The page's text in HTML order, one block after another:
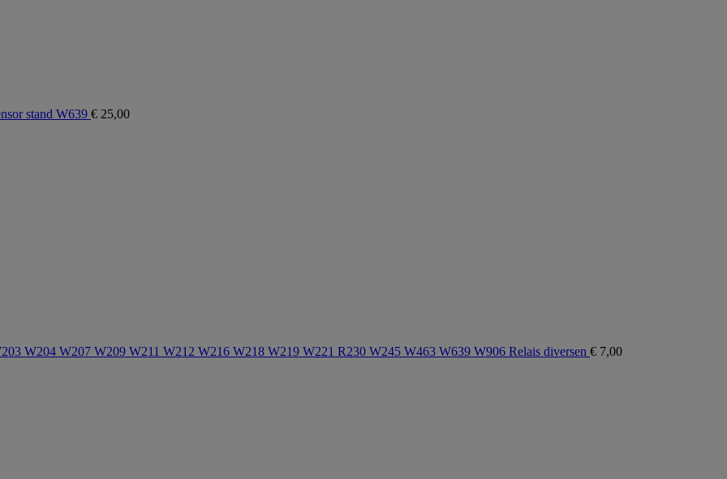
stand W639 € 25,00
W204 W207 W209 W211 W212 W216 W218 W219 W221 R230 W245 W463 W639 W906 Relais diversen € 7,00